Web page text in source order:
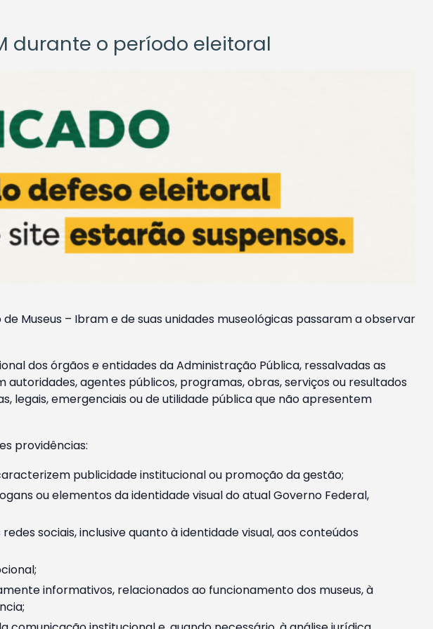
durante o período eleitoral
Museus – Ibram e de suas unidades museológicas passaram a observar
dos órgãos e entidades da Administração Pública, ressalvadas as
agentes públicos, programas, obras, serviços ou resultados
emergenciais ou de utilidade pública que não apresentem
providências:
publicidade institucional ou promoção da gestão;
ou elementos da identidade visual do atual Governo Federal,
sociais, inclusive quanto à identidade visual, aos conteúdos
informativos, relacionados ao funcionamento dos museus, à